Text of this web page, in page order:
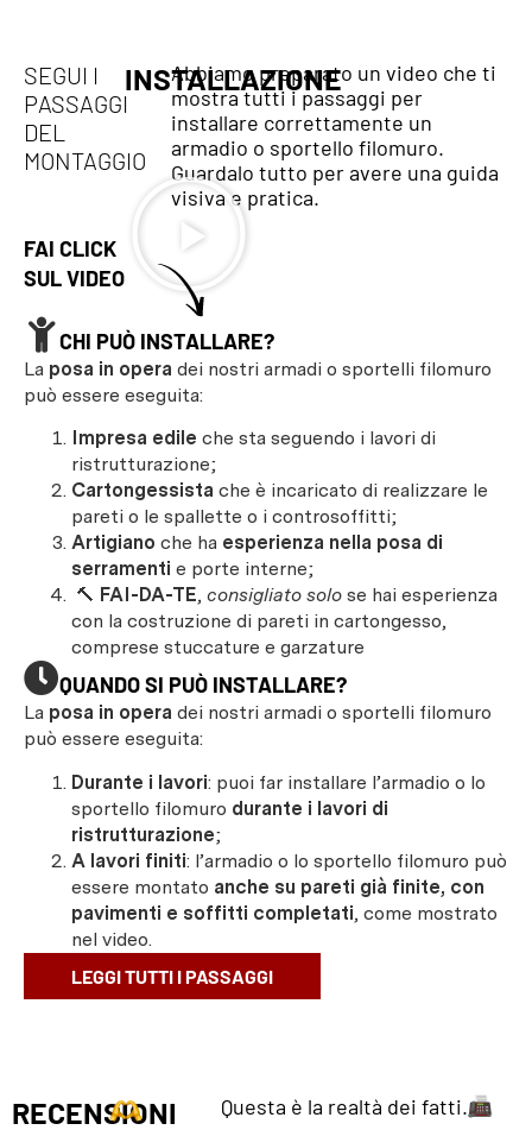
SEGUI I
PASSAGGI
DEL
MONTAGGIO
INSTALLAZIONE
Abbiamo preparato un video che ti
mostra tutti i passaggi per
installare correttamente un
armadio o sportello filomuro.
Guardalo tutto per avere una guida
visiva e pratica.
FAI CLICK
SUL VIDEO
CHI PUÒ INSTALLARE?
La posa in opera dei nostri armadi o sportelli filomuro
può essere eseguita:
Impresa edile che sta seguendo i lavori di
ristrutturazione;
Cartongessista che è incaricato di realizzare le
pareti o le spallette o i controsoffitti;
Artigiano che ha esperienza nella posa di
serramenti e porte interne;
🔨 FAI-DA-TE, consigliato solo se hai esperienza
con la costruzione di pareti in cartongesso,
comprese stuccature e garzature
QUANDO SI PUÒ INSTALLARE?
La posa in opera dei nostri armadi o sportelli filomuro
può essere eseguita:
Durante i lavori: puoi far installare l’armadio o lo
sportello filomuro durante i lavori di
ristrutturazione;
A lavori finiti: l’armadio o lo sportello filomuro può
essere montato anche su pareti già finite, con
pavimenti e soffitti completati, come mostrato
nel video.
LEGGI TUTTI I PASSAGGI
RECENSIONI Questa è la realtà dei fatti.